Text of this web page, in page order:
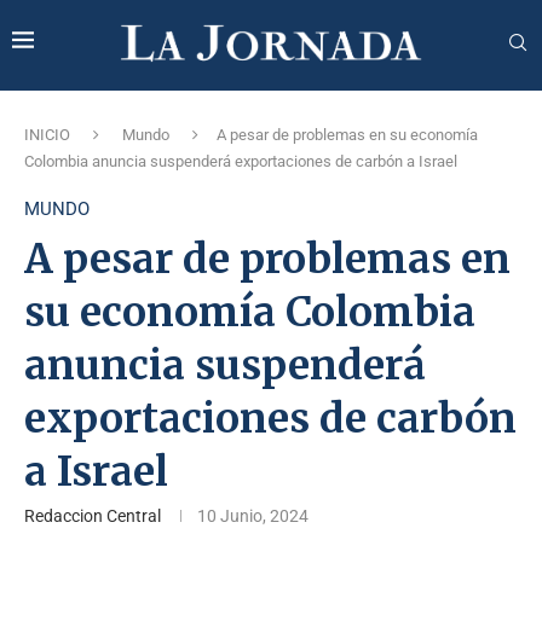
INICIO Mundo
A pesar de problemas en su economía
Colombia anuncia suspenderá exportaciones de carbón a Israel
MUNDO
A pesar de problemas en
su economía Colombia
anuncia suspenderá
exportaciones de carbón
a Israel
Redaccion Central 10 Junio, 2024